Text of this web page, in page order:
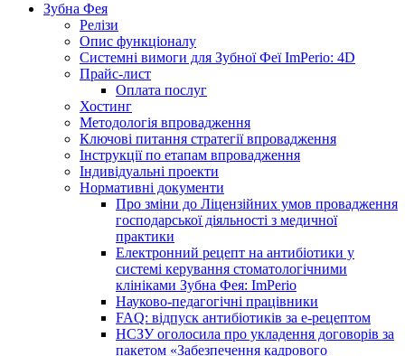
Зубна Фея
Релізи
Опис функціоналу
Системні вимоги для Зубної Феї ImPerio: 4D
Прайс-лист
Оплата послуг
Хостинг
Методологія впровадження
Ключові питання стратегії впровадження
Інструкції по етапам впровадження
Індивідуальні проекти
Нормативні документи
Про зміни до Ліцензійних умов провадження
господарської діяльності з медичної
практики
Електронний рецепт на антибіотики у
системі керування стоматологічними
клініками Зубна Фея: ImPerio
Науково-педагогічні працівники
FAQ: відпуск антибіотиків за е-рецептом
НСЗУ оголосила про укладення договорів за
пакетом «Забезпечення кадрового